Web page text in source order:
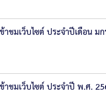
าชมเว็บไซต์ ประจำปีเดือน
าชมเว็บไซต์ ประจำปี พ.ศ.